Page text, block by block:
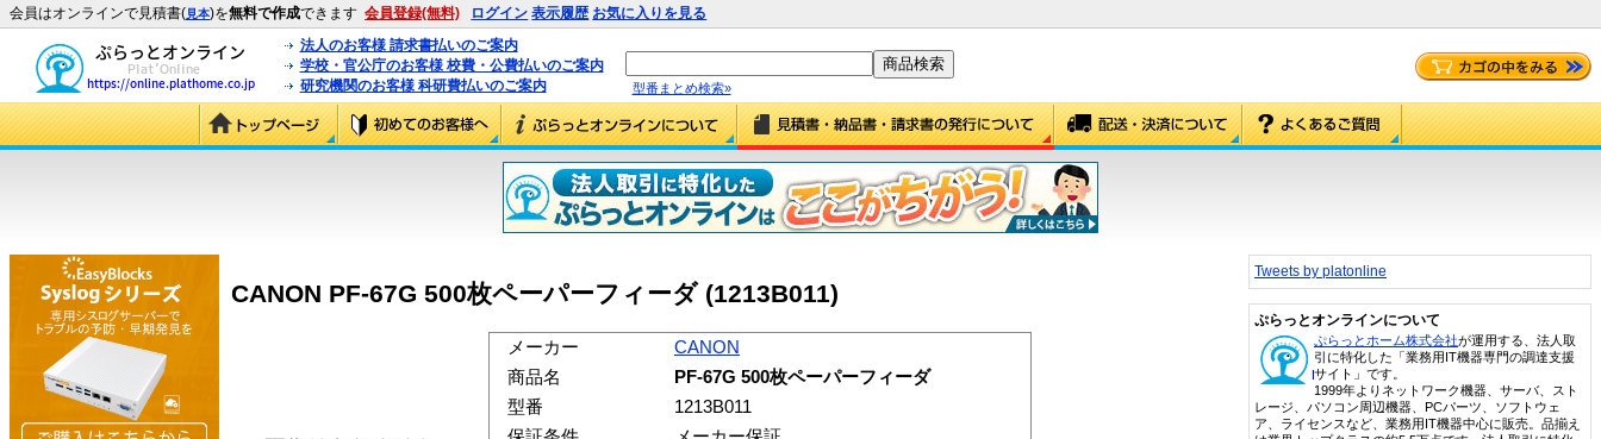
会員はオンラインで見積書(見本)を無料で作成できます 会員登録(無料) ログイン 表示履歴 お気に入りを見る
法人のお客様 請求書払いのご案内
学校・官公庁のお客様 校費・公費払いのご案内
研究機関のお客様 科研費払いのご案内
型番まとめ検索»
CANON PF-67G 500枚ペーパーフィーダ (1213B011)
メーカー
CANON
商品名
PF-67G 500枚ペーパーフィーダ
型番
1213B011
Tweets by platonline
ぷらっとオンラインについて
ぷらっとホーム株式会社が運用する、法人取
引に特化した「業務用IT機器専門の調達支援
サイト」です。
1999年よりネットワーク機器、サーバ、スト
レージ、パソコン周辺機器、PCパーツ、ソフトウェ
ア、ライセンスなど、業務用IT機器中心に販売。品揃え